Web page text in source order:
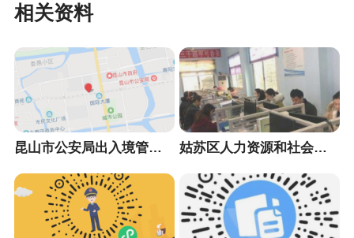
相关资料
昆山市公安局出入境管理大队 姑苏区人力资源和社会保障局